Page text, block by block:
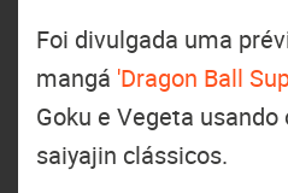
Foi divulgada uma
mangá 'Dragon Ball
Goku e Vegeta
saiyajin clássicos.